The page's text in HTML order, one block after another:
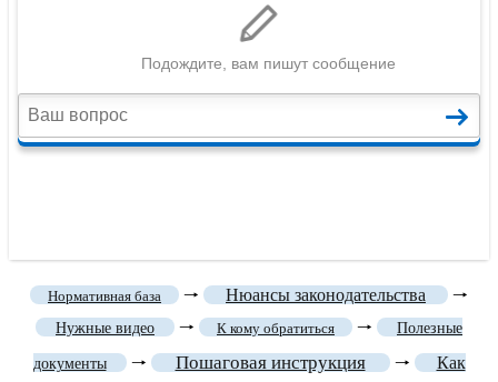
Нормативная база 🠒 Нюансы законодательства 🠒
Нужные видео 🠒 К кому обратиться 🠒 Полезные
документы 🠒 Пошаговая инструкция 🠒
Как